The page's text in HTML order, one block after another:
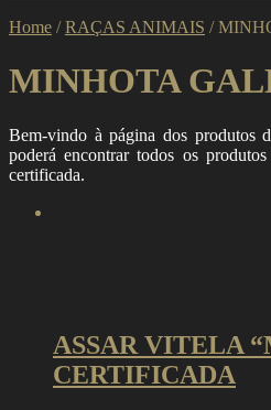
Home /RAÇAS ANIMAIS /
MINHOTA
Bem-vindo à página dos produtos
poderá encontrar todos os
certificada.
ASSAR VITELA
CERTIFICADA